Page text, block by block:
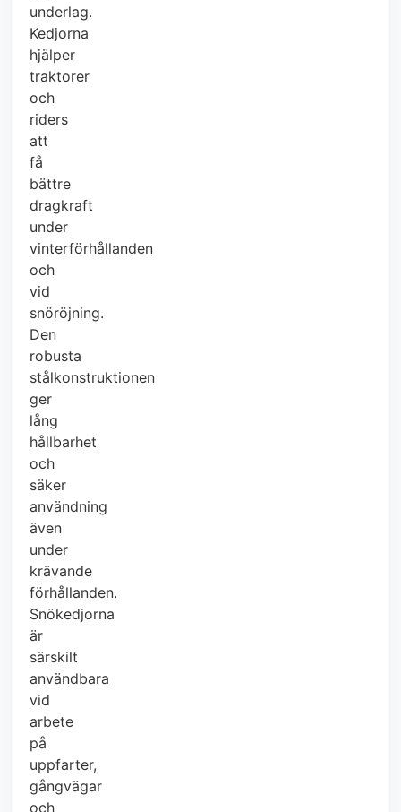
underlag.
Kedjorna
hjälper
traktorer
och
riders
att
få
bättre
dragkraft
under
vinterförhållanden
och
vid
snöröjning.
Den
robusta
stålkonstruktionen
ger
lång
hållbarhet
och
säker
användning
även
under
krävande
förhållanden.
Snökedjorna
är
särskilt
användbara
vid
arbete
på
uppfarter,
gångvägar
och